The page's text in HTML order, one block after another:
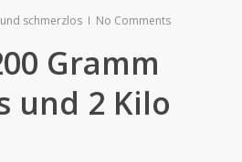
schmerzlos No Comments
Gramm
und 2 Kilo